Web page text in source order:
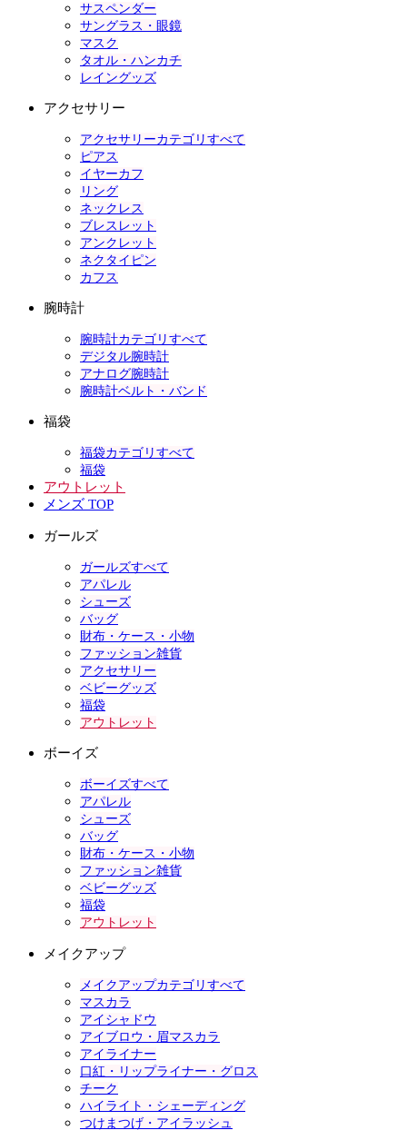
サスペンダー
サングラス・眼鏡
マスク
タオル・ハンカチ
レイングッズ
アクセサリー
アクセサリーカテゴリすべて
ピアス
イヤーカフ
リング
ネックレス
ブレスレット
アンクレット
ネクタイピン
カフス
腕時計
腕時計カテゴリすべて
デジタル腕時計
アナログ腕時計
腕時計ベルト・バンド
福袋
福袋カテゴリすべて
福袋
アウトレット
メンズ TOP
ガールズ
ガールズすべて
アパレル
シューズ
バッグ
財布・ケース・小物
ファッション雑貨
アクセサリー
ベビーグッズ
福袋
アウトレット
ボーイズ
ボーイズすべて
アパレル
シューズ
バッグ
財布・ケース・小物
ファッション雑貨
ベビーグッズ
福袋
アウトレット
メイクアップ
メイクアップカテゴリすべて
マスカラ
アイシャドウ
アイブロウ・眉マスカラ
アイライナー
口紅・リップライナー・グロス
チーク
ハイライト・シェーディング
つけまつげ・アイラッシュ